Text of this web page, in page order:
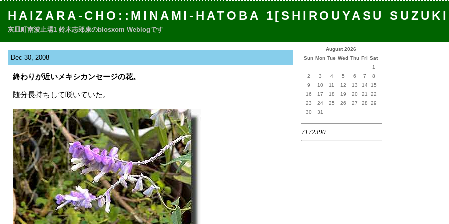
HAIZARA-CHO::MINAMI-HATOBA 1[SHIROUYASU
灰皿町南波止場1 鈴木志郎康のblosxom Weblogです
Dec 30, 2008
終わりが近いメキシカンセージの花。
随分長持ちして咲いていた。
August 2026
Sun Mon Tue Wed Thu Fri Sat
1
2
3 4 5 6 7
8
9
10 11 12 13 14
15
16
17 18 19 20 21
22
23
24 25 26 27 28
29
30
31
7172390